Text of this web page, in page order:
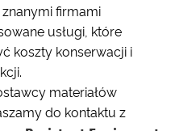
firmami
usługi, które
koszty konserwacji i
materiałów
do kontaktu z